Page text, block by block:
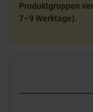
Produktgruppen
7–9 Werktage).